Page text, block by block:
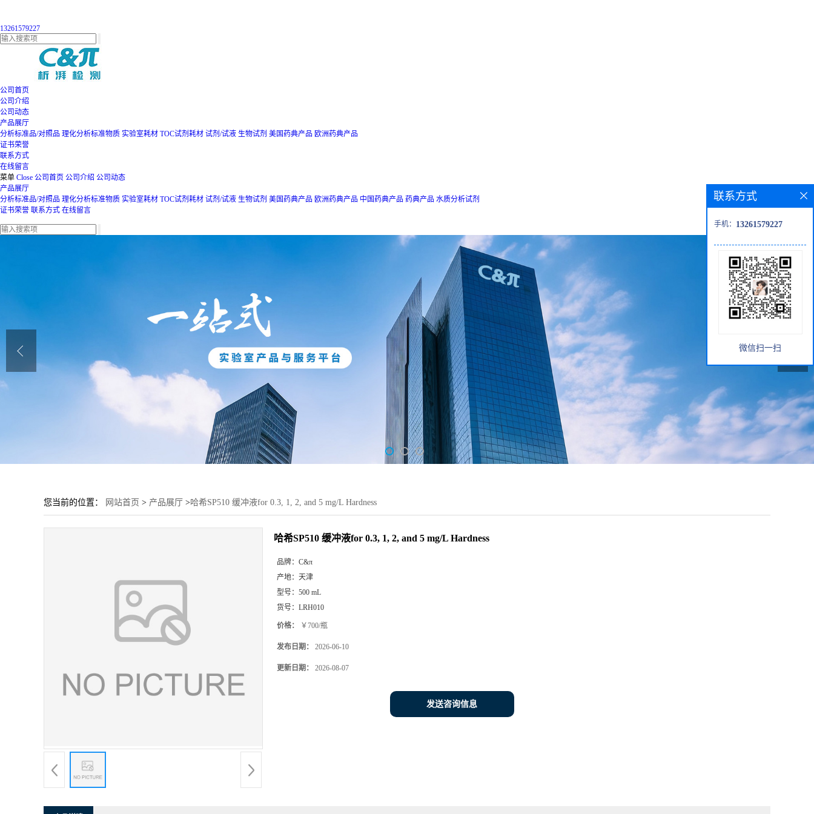
13261579227
公司首页
公司介绍
公司动态
产品展厅
分析标准品/对照品 理化分析标准物质 实验室耗材 TOC试剂耗材 试剂/试液 生物试剂 美国药典产品 欧洲药典产品
证书荣誉
联系方式
在线留言
菜单 Close 公司首页 公司介绍 公司动态
产品展厅
分析标准品/对照品 理化分析标准物质 实验室耗材 TOC试剂耗材 试剂/试液 生物试剂 美国药典产品 欧洲药典产品 中国药典产品 药典产品 水质分析试剂
证书荣誉 联系方式 在线留言
您当前的位置： 网站首页 > 产品展厅 >哈希SP510 缓冲液for 0.3, 1, 2, and 5 mg/L Hardness
哈希SP510 缓冲液for 0.3, 1, 2, and 5 mg/L Hardness
品牌： C&π
产地： 天津
型号： 500 mL
货号： LRH010
价格： ￥700/瓶
发布日期： 2026-06-10
更新日期： 2026-08-07
发送咨询信息
联系方式
手机： 13261579227
微信扫一扫